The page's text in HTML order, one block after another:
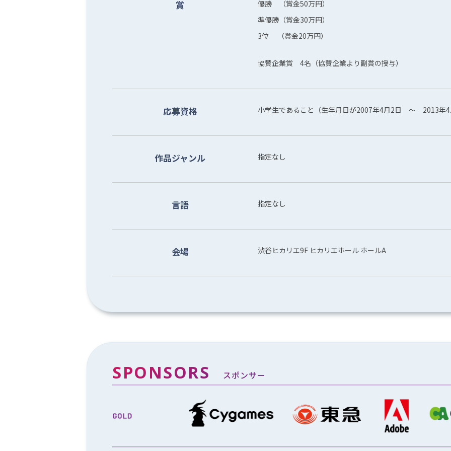
賞
優勝 （賞金50万円）
準優勝（賞金30万円）
3位 （賞金20万円）
協賛企業賞 4名（協賛企業より副賞の授与）
応募資格 小学生であること（生年月日が2007年4月2日 ～ 2013年4
作品ジャンル 指定なし
言語 指定なし
会場 渋谷ヒカリエ9F ヒカリエホール ホールA
SPONSORS スポンサー